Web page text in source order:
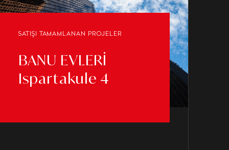
SATIŞI TAMAMLANAN PROJELER
BANU EVLERİ
Ispartakule 4